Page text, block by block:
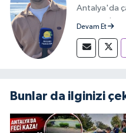
Antalya'da
gazeteci.
Devam Et
Bunlar da ilginizi